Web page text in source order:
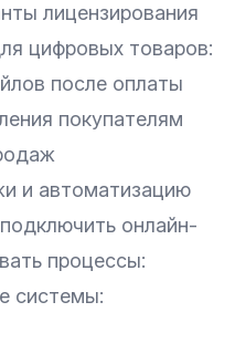
лицензирования
цифровых товаров:
после оплаты
покупателям
и автоматизацию
онлайн-
процессы:
системы: